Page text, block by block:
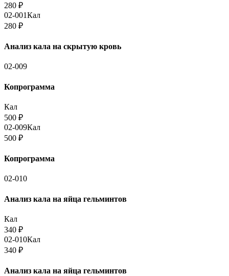
280 ₽
02-001Кал
280 ₽
Анализ кала на скрытую кровь
02-009
Копрограмма
Кал
500 ₽
02-009Кал
500 ₽
Копрограмма
02-010
Анализ кала на яйца гельминтов
Кал
340 ₽
02-010Кал
340 ₽
Анализ кала на яйца гельминтов